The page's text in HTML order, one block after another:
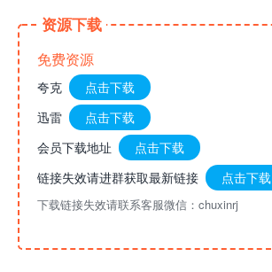
资源下载
免费资源
夸克
点击下载
迅雷
点击下载
会员下载地址
点击下载
链接失效请进群获取最新链接
点击下载
下载链接失效请联系客服微信：chuxinrj